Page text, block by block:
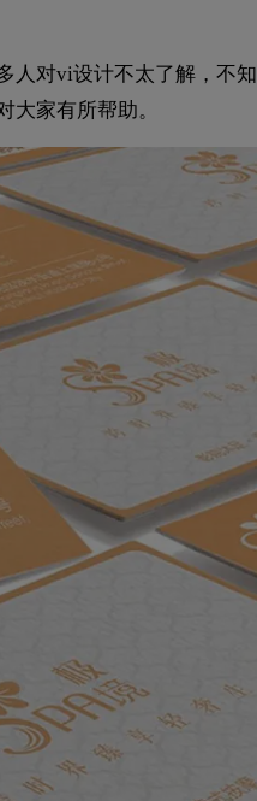
人对vi设计不太了解，不知
家有所帮助。